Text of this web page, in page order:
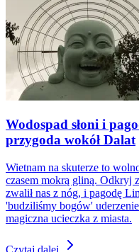
Wodospad słoni i
przygoda wokół Dalat
Wietnam na skuterze to
czasem mokrą gliną. Odkryj
zwalił nas z nóg, i pagodę
'budziliśmy bogów'
magiczna ucieczka z miasta.
Czytaj dalej